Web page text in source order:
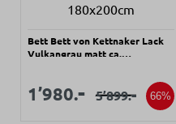
Bett Bett von Kettnaker Lack
Vulkangrau matt ca.
Verkaufspreis:
Verkaufspreis:
1’980.- Regulärer Preis:
5’899.- 66%